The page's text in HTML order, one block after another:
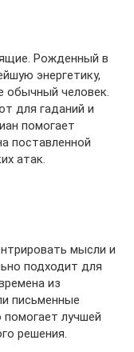
Рожденный в
энергетику,
человек.
для гаданий и
помогает
поставленной
атак.
мысли и
подходит для
из
письменные
помогает лучшей
решения.